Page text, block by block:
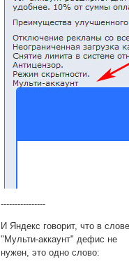
----------------
И Яндекс говорит, что в
"Мульти-аккаунт" дефис не
нужен, это одно слово: